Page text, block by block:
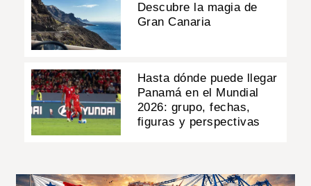
Descubre la magia de
Gran Canaria
Hasta dónde puede llegar
Panamá en el Mundial
2026: grupo, fechas,
figuras y perspectivas